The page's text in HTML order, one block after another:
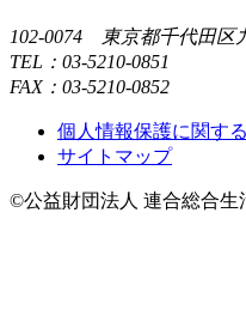
102-0074 東京都千代田区
TEL：03-5210-0851
FAX：03-5210-0852
個人情報保護に関す
サイトマップ
©公益財団法人 連合総合生